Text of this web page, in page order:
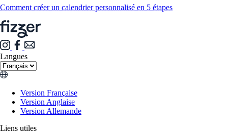
Comment créer un calendrier personnalisé en 5 étapes
Langues
Version Française
Version Anglaise
Version Allemande
Liens utiles